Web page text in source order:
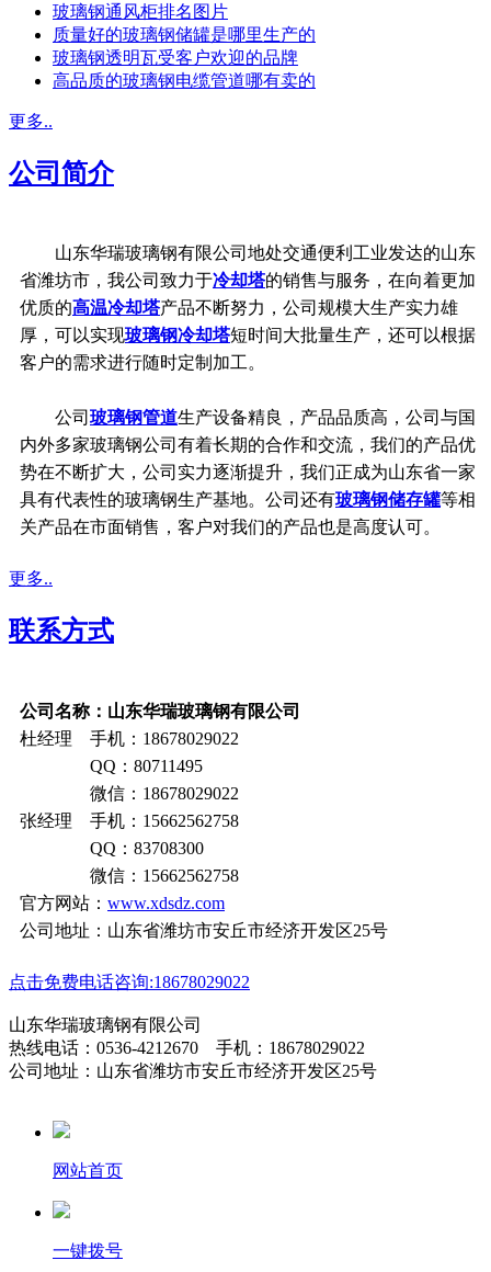
玻璃钢通风柜排名图片
质量好的玻璃钢储罐是哪里生产的
玻璃钢透明瓦受客户欢迎的品牌
高品质的玻璃钢电缆管道哪有卖的
更多..
公司简介
山东华瑞玻璃钢有限公司地处交通便利工业发达的山东
省潍坊市，我公司致力于冷却塔的销售与服务，在向着更加
优质的高温冷却塔产品不断努力，公司规模大生产实力雄
厚，可以实现玻璃钢冷却塔短时间大批量生产，还可以根据
客户的需求进行随时定制加工。
公司 玻璃钢管道生产设备精良，产品品质高，公司与国
内外多家玻璃钢公司有着长期的合作和交流，我们的产品优
势在不断扩大，公司实力逐渐提升，我们正成为山东省一家
具有代表性的玻璃钢生产基地。公司还有玻璃钢储存罐等相
关产品在市面销售，客户对我们的产品也是高度认可。
更多..
联系方式
公司名称：山东华瑞玻璃钢有限公司
杜经理 手机：18678029022
QQ：80711495
微信：18678029022
张经理 手机：15662562758
QQ：83708300
微信：15662562758
官方网站： www.xdsdz.com
公司地址：山东省潍坊市安丘市经济开发区25号
点击免费电话咨询:18678029022
山东华瑞玻璃钢有限公司
热线电话：0536-4212670 手机：18678029022
公司地址：山东省潍坊市安丘市经济开发区25号
网站首页
一键拨号